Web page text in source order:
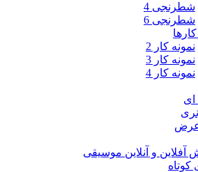
شطرنجی 4
شطرنجی 6
نمونه کار 2
نمونه کار 3
نمونه کار 4
ای
عرض
آفلاین و آنلاین موسیقی
کوتاه